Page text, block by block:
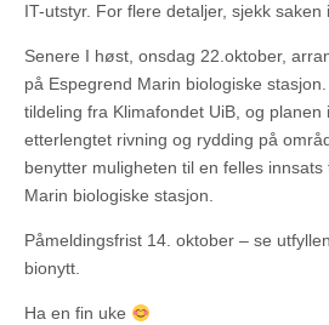
IT-utstyr. For flere detaljer, sjekk saken
Senere I høst, onsdag 22.oktober,
på Espegrend Marin biologiske
tildeling fra Klimafondet UiB, og planen
etterlengtet rivning og rydding på
benytter muligheten til en felles
Marin biologiske stasjon.
Påmeldingsfrist 14. oktober – se
bionytt.
Ha en fin uke